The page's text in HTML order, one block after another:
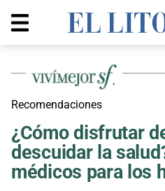
Recomendaciones
¿Cómo disfrutar
descuidar la
médicos para los